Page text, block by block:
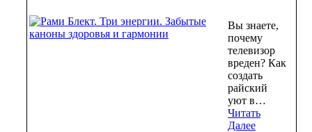
Вы знаете,
почему
телевизор
вреден? Как
создать
райский
уют в…
Читать
Далее